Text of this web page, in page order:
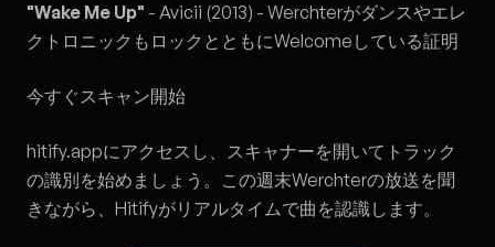
"Wake Me Up" - Avicii (2013) - Werchterがダンスやエレ
クトロニックもロックとともにWelcomeしている証明
今すぐスキャン開始
hitify.appにアクセスし、スキャナーを開いてトラック
の識別を始めましょう。この週末Werchterの放送を聞
きながら、Hitifyがリアルタイムで曲を認識します。